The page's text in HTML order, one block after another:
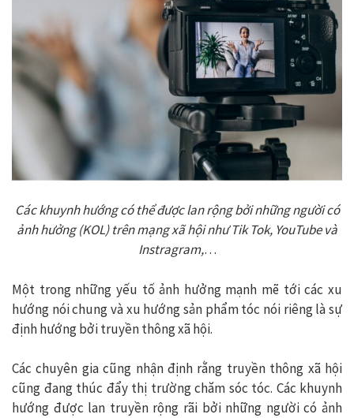
Các khuynh hướng có thể được lan rộng bởi những người có
ảnh hưởng (KOL) trên mạng xã hội như Tik Tok, YouTube và
Instragram,…
Một trong những yếu tố ảnh hưởng mạnh mẽ tới các xu
hướng nói chung và xu hướng sản phẩm tóc nói riêng là sự
định hướng bởi truyền thông xã hội.
Các chuyên gia cũng nhận định rằng truyền thông xã hội
cũng đang thúc đẩy thị trường chăm sóc tóc. Các khuynh
hướng được lan truyền rộng rãi bởi những người có ảnh